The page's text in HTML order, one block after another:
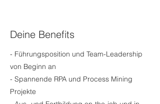
Deine Benefits
- Führungsposition und Team-Leadership
von Beginn an
- Spannende RPA und Process Mining
Projekte